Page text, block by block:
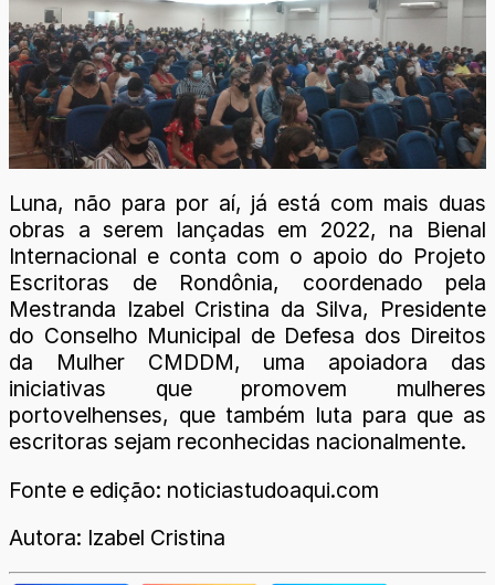
Luna, não para por aí, já está com mais duas
obras a serem lançadas em 2022, na Bienal
Internacional e conta com o apoio do Projeto
Escritoras de Rondônia, coordenado pela
Mestranda Izabel Cristina da Silva, Presidente
do Conselho Municipal de Defesa dos Direitos
da Mulher CMDDM, uma apoiadora das
iniciativas que promovem mulheres
portovelhenses, que também luta para que as
escritoras sejam reconhecidas nacionalmente.
Fonte e edição: noticiastudoaqui.com
Autora: Izabel Cristina